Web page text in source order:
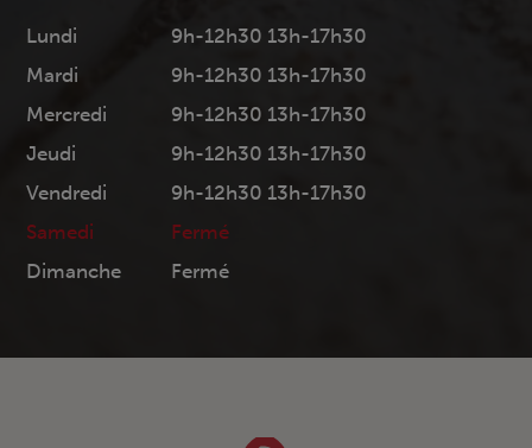
Lundi
9h-12h30 13h-17h30
Mardi
9h-12h30 13h-17h30
Mercredi
9h-12h30 13h-17h30
Jeudi
9h-12h30 13h-17h30
Vendredi
9h-12h30 13h-17h30
Samedi
Fermé
Dimanche
Fermé